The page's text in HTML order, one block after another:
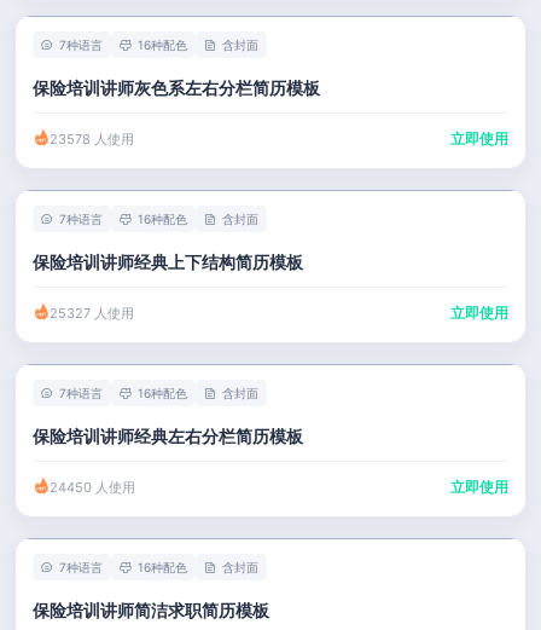
7种语言 16种配色 含封面
保险培训讲师灰色系左右分栏简历模板
23578 人使用 立即使用
7种语言 16种配色 含封面
保险培训讲师经典上下结构简历模板
25327 人使用 立即使用
7种语言 16种配色 含封面
保险培训讲师经典左右分栏简历模板
24450 人使用 立即使用
7种语言 16种配色 含封面
保险培训讲师简洁求职简历模板